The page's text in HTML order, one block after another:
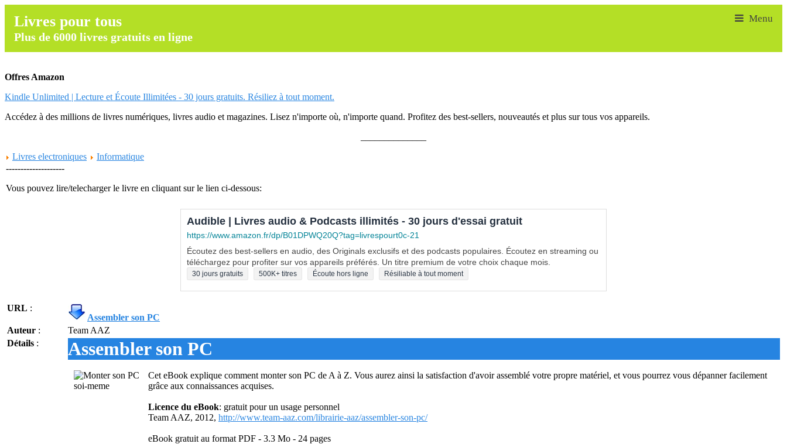
Livres pour tous
Plus de 6000 livres gratuits en ligne
Offres Amazon
Kindle Unlimited | Lecture et Écoute Illimitées - 30 jours gratuits. Résiliez à tout moment.
Accédez à des millions de livres numériques, livres audio et magazines. Lisez n'importe où, n'importe quand. Profitez des best-sellers, nouveautés et plus sur tous vos appareils.
Livres electroniques
Informatique
--------------------
Vous pouvez lire/telecharger le livre en cliquant sur le lien ci-dessous:
Audible | Livres audio & Podcasts illimités - 30 jours d'essai gratuit
https://www.amazon.fr/dp/B01DPWQ20Q?tag=livrespourt0c-21
Écoutez des best-sellers en audio, des Originals exclusifs et des podcasts populaires. Écoutez en streaming ou
téléchargez pour profiter sur vos appareils préférés. Un titre premium de votre choix chaque mois.
30 jours gratuits 500K+ titres Écoute hors ligne Résiliable à tout moment
URL :
Assembler son PC
Auteur :
Team AAZ
Détails : Assembler son PC
Cet eBook explique comment monter son PC de A à Z. Vous aurez ainsi la satisfaction d'avoir assemblé votre propre matériel, et vous pourrez vous dépanner facilement
grâce aux connaissances acquises.
Licence du eBook: gratuit pour un usage personnel
Team AAZ, 2012, http://www.team-aaz.com/librairie-aaz/assembler-son-pc/
eBook gratuit au format PDF - 3.3 Mo - 24 pages